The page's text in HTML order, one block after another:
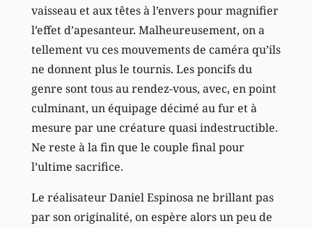
vaisseau et aux têtes à l’envers pour magnifier
l’effet d’apesanteur. Malheureusement, on a
tellement vu ces mouvements de caméra qu’ils
ne donnent plus le tournis. Les poncifs du
genre sont tous au rendez-vous, avec, en point
culminant, un équipage décimé au fur et à
mesure par une créature quasi indestructible.
Ne reste à la fin que le couple final pour
l’ultime sacrifice.
Le réalisateur Daniel Espinosa ne brillant pas
par son originalité, on espère alors un peu de